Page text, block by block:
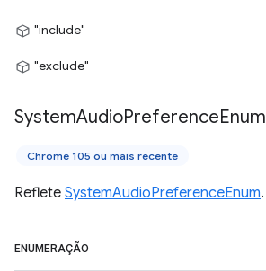
"include"
"exclude"
SystemAudioPreferenceEnum
Chrome 105 ou mais recente
Reflete SystemAudioPreferenceEnum.
ENUMERAÇÃO